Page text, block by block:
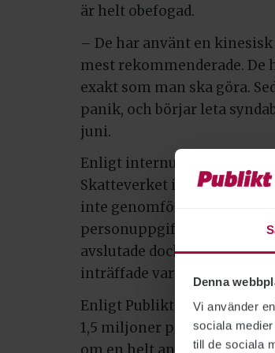
Denna
Vi använder
sociala
till de sociala
är helt obefogad.
– De har använt en
mest rekommenderade.
exakt som man ska göra.
panik, och börjar leta
juni.
Enligt internutredningen
Skatteverket i syfte att
inte genomförts fullt ut.
personuppgifterna till
avslutade dock ärendet
inträffade var så allvarligt
Enligt Publikts källor på
1,5 miljoner